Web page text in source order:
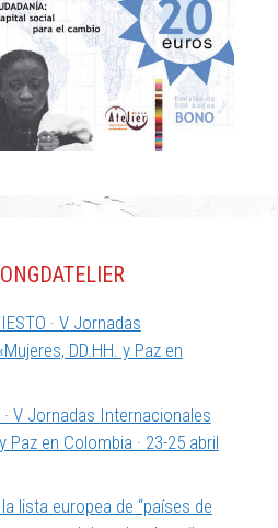
· V Jornadas
DD.HH. y Paz en
· V Jornadas Internacionales
Paz en Colombia · 23-25 abril
lista europea de “países de